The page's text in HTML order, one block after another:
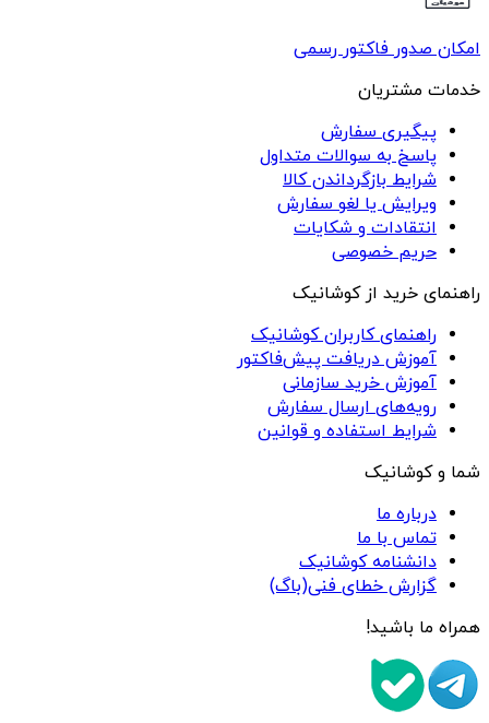
امکان صدور فاکتور رسمی
خدمات مشتریان
پیگیری سفارش
پاسخ به سوالات متداول
شرایط بازگرداندن کالا
ویرایش یا لغو سفارش
انتقادات و شکایات
حریم خصوصی
راهنمای خرید از کوشانیک
راهنمای کاربران کوشانیک
آموزش دریافت پیش‌فاکتور
آموزش خرید سازمانی
رویه‌های ارسال سفارش
شرایط استفاده و قوانین
شما و کوشانیک
درباره ما
تماس با ما
دانشنامه کوشانیک
گزارش خطای فنی(باگ)
همراه ما باشید!